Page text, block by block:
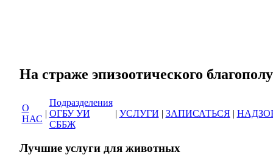
На страже
О
НАС
|
Подразделения
ОГБУ УИ
СББЖ
| УСЛУГИ | ЗАПИСАТЬСЯ |
Лучшие услуги для животных